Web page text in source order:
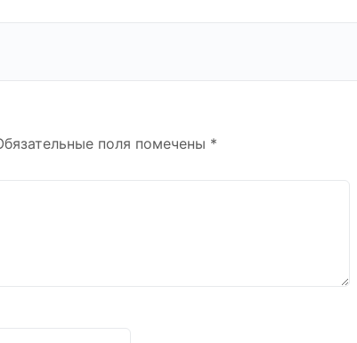
поля помечены *